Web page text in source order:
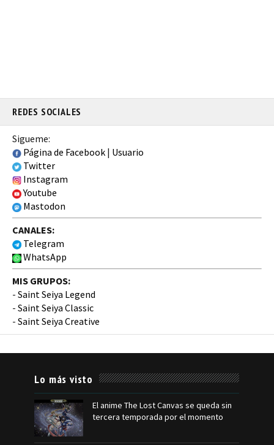
REDES SOCIALES
Sigueme:
Página de Facebook | Usuario
Twitter
Instagram
Youtube
Mastodon
CANALES:
Telegram
WhatsApp
MIS GRUPOS:
- Saint Seiya Legend
- Saint Seiya Classic
- Saint Seiya Creative
Lo más visto
El anime The Lost Canvas se queda sin
tercera temporada por el momento